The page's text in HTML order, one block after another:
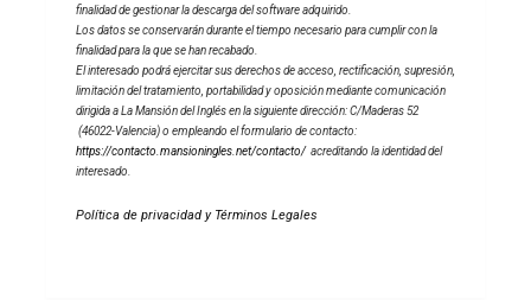
finalidad de gestionar la descarga del software adquirido.
Los datos se conservarán durante el tiempo necesario para cumplir con la
finalidad para la que se han recabado.
El interesado podrá ejercitar sus derechos de acceso, rectificación, supresión,
limitación del tratamiento, portabilidad y oposición mediante comunicación
dirigida a La Mansión del Inglés en la siguiente dirección: C/Maderas 52
(46022-Valencia) o empleando el formulario de contacto:
https://contacto.mansioningles.net/contacto/acreditando la identidad del
interesado.
Política de privacidad y Términos Legales